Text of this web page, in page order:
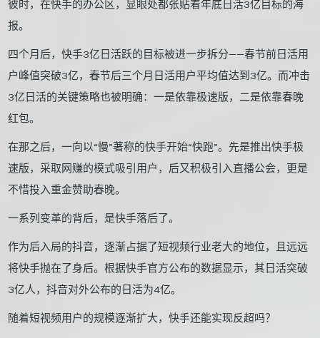
彼时，在快手的办公区，显眼处都张贴着年底日活3亿目标的海
报。
四个月后，快手3亿日活跃的目标被进一步拆分——春节前日活用
户峰值突破3亿，春节后三个月日活用户平均值达到3亿。而冲击
3亿日活的关键策略也被明确：一是依靠极速版，二是依靠春晚
红包。
在那之后，一向以“慢”著称的快手开始“快跑”。先是推出快手极
速版，采取网赚的模式吸引用户，后又积极引入直播公会，更是
不惜投入重金赞助春晚。
一系列变革的背后，是快手落后了。
作为后入局的抖音，逐渐占据了短视频行业老大的地位，且远远
将快手抛在了身后。根据快手官方公布的数据显示，其日活突破
3亿人，抖音对外公布的日活为4亿。
随着短视频用户的规模逐渐扩大，快手还能实现反超吗？